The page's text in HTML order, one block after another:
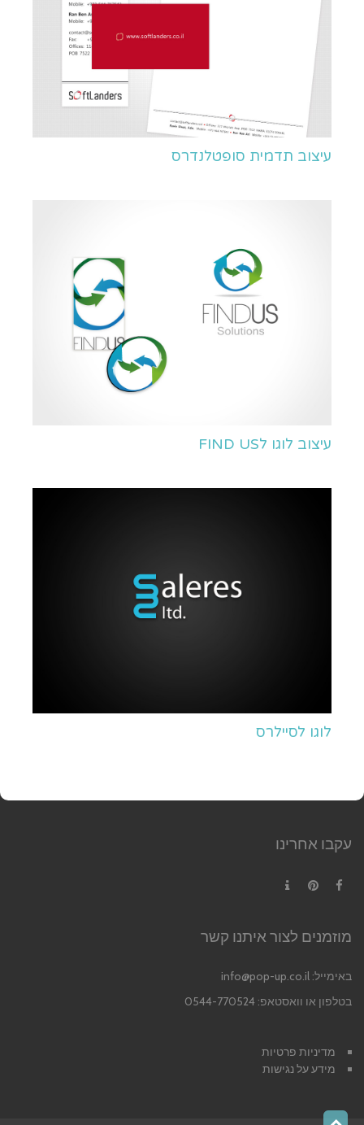
עיצוב תדמית סופטלנדרס
עיצוב לוגו לFIND US
לוגו לסיילרס
עקבו אחרינו
מוזמנים לצור איתנו קשר
באימייל: info@pop-up.co.il
בטלפון או וואסטאפ: 0544-770524
מדיניות פרטיות
מידע על נגישות